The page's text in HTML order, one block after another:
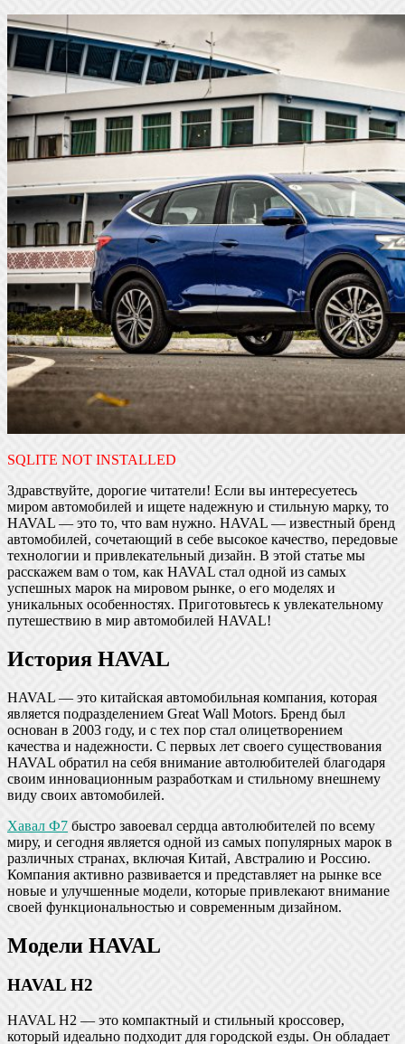
SQLITE NOT INSTALLED
Здравствуйте, дорогие читатели! Если вы интересуетесь
миром автомобилей и ищете надежную и стильную марку, то
HAVAL — это то, что вам нужно. HAVAL — известный бренд
автомобилей, сочетающий в себе высокое качество, передовые
технологии и привлекательный дизайн. В этой статье мы
расскажем вам о том, как HAVAL стал одной из самых
успешных марок на мировом рынке, о его моделях и
уникальных особенностях. Приготовьтесь к увлекательному
путешествию в мир автомобилей HAVAL!
История HAVAL
HAVAL — это китайская автомобильная компания, которая
является подразделением Great Wall Motors. Бренд был
основан в 2003 году, и с тех пор стал олицетворением
качества и надежности. С первых лет своего существования
HAVAL обратил на себя внимание автолюбителей благодаря
своим инновационным разработкам и стильному внешнему
виду своих автомобилей.
Хавал Ф7 быстро завоевал сердца автолюбителей по всему
миру, и сегодня является одной из самых популярных марок в
различных странах, включая Китай, Австралию и Россию.
Компания активно развивается и представляет на рынке все
новые и улучшенные модели, которые привлекают внимание
своей функциональностью и современным дизайном.
Модели HAVAL
HAVAL H2
HAVAL H2 — это компактный и стильный кроссовер,
который идеально подходит для городской езды. Он обладает